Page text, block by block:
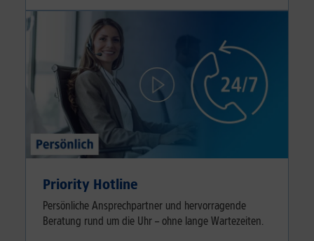
Priority Hotline
Persönliche Ansprechpartner und hervorragende
Beratung rund um die Uhr – ohne lange Wartezeiten.